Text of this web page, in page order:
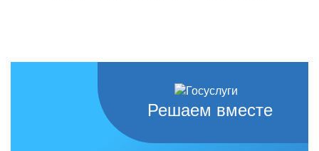
Решаем вместе